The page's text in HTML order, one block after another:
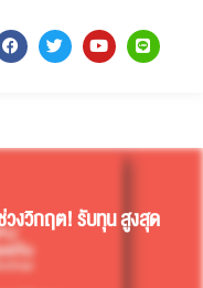
ช่วงวิกฤต! รับทุน สูงสุด